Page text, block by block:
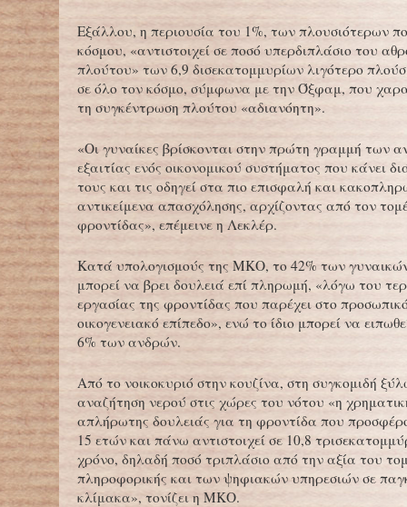
Εξάλλου, η περιουσία του 1%, των πλουσιότερων
κόσμου, «αντιστοιχεί σε ποσό υπερδιπλάσιο του
πλούτου» των 6,9 δισεκατομμυρίων λιγότερο
σε όλο τον κόσμο, σύμφωνα με την Όξφαμ, που
τη συγκέντρωση πλούτου «αδιανόητη».
«Οι γυναίκες βρίσκονται στην πρώτη γραμμή των
εξαιτίας ενός οικονομικού συστήματος που κάνει
τους και τις οδηγεί στα πιο επισφαλή και
αντικείμενα απασχόλησης, αρχίζοντας από τον
φροντίδας», επέμεινε η Λεκλέρ.
Κατά υπολογισμούς της ΜΚΟ, το 42% των
μπορεί να βρει δουλειά επί πληρωμή, «λόγω του
εργασίας της φροντίδας που παρέχει στο
οικογενειακό επίπεδο», ενώ το ίδιο μπορεί να
6% των ανδρών.
Από το νοικοκυριό στην κουζίνα, στη συγκομιδή
αναζήτηση νερού στις χώρες του νότου «η
απλήρωτης δουλειάς για τη φροντίδα που
15 ετών και πάνω αντιστοιχεί σε 10,8
χρόνο, δηλαδή ποσό τριπλάσιο από την αξία του
πληροφορικής και των ψηφιακών υπηρεσιών σε
κλίμακα», τονίζει η ΜΚΟ.